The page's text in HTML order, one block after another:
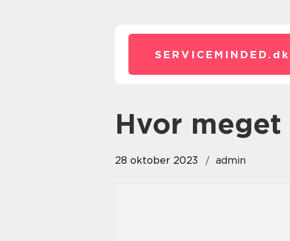
SERVICEMINDED. dk
hvor
28 oktober 2023 admin